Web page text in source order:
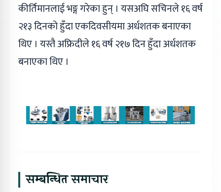
कीर्तिमानलाई भङ्ग गरेका हुन् । यसअघि सचिनले १६ वर्ष
२१३ दिनको हुँदा एकदिवसीयमा अर्धशतक बनाएका
थिए । यस्तै अफ्रिदीले १६ वर्ष २१७ दिन हुँदा अर्धशतक
बनाएका थिए ।
सम्बन्धित समाचार